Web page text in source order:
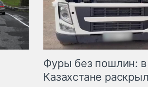
Фуры без пошлин: в
Казахстане